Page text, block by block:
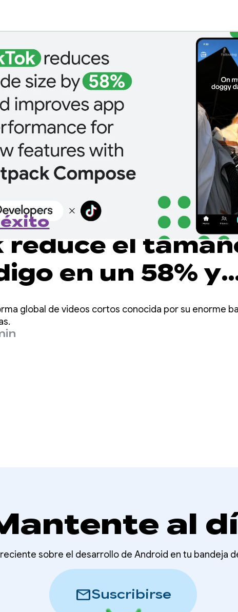
éxito
reduce el
en un 58% y
el rendimiento
las funciones
global de videos cortos conocida por su enorme
al
sobre el desarrollo de Android en tu bandeja
mailSuscribirse